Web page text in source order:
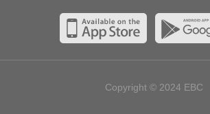
Copyright © 2024 EBC